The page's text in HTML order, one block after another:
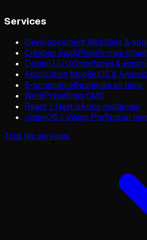
Services
Développement WebSites &
Création SaaSPlateformes cloud
Design UI/UXInterfaces &
Application MobileiOS &
E-commerceBoutiques en ligne
WordPressSites CMS
React / Next.jsApps modernes
visionOS / Vision ProSpatial
Tous les services